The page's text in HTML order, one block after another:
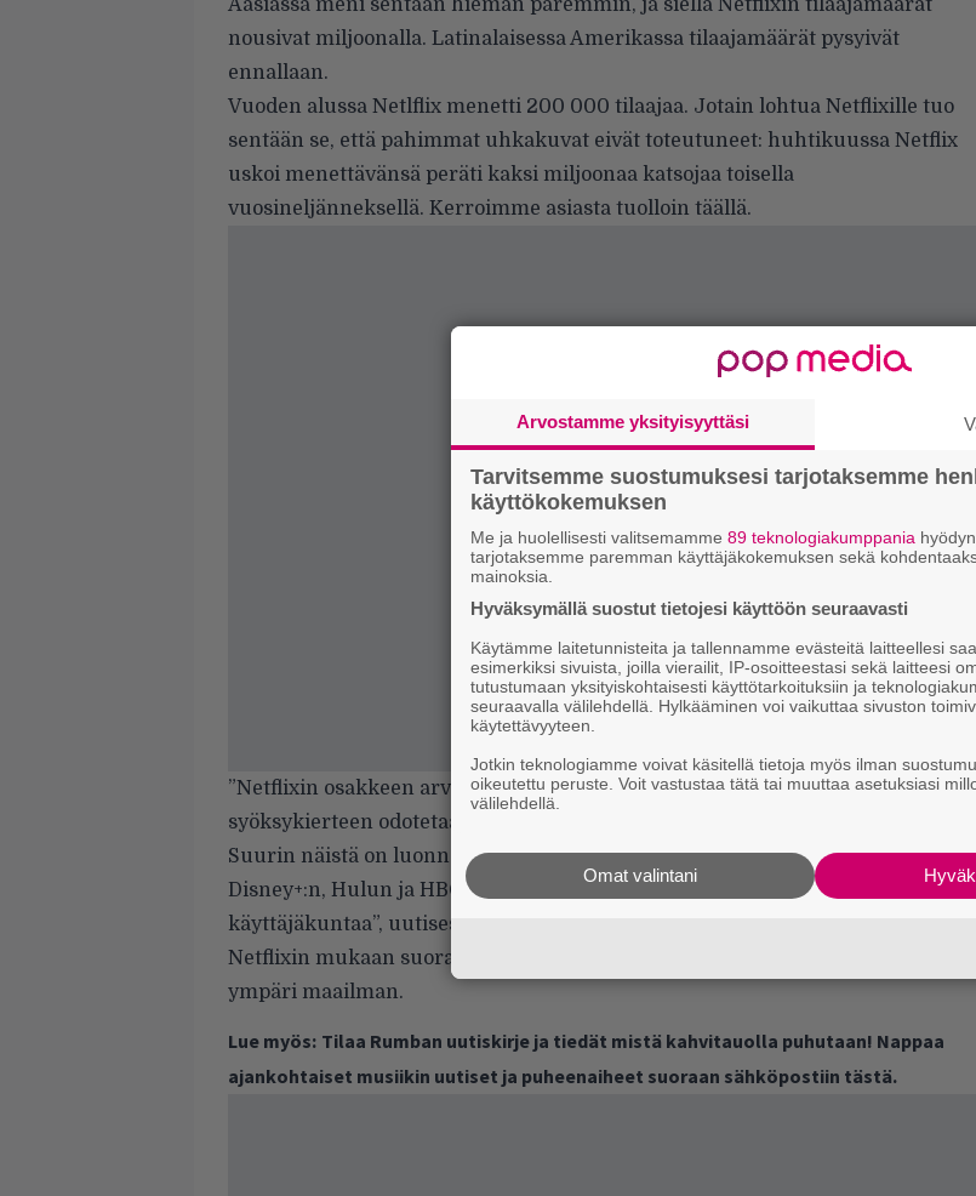
Aasiassa meni sentään hieman paremmin, ja siellä Netflixin tilaajamäärät
nousivat miljoonalla. Latinalaisessa Amerikassa tilaajamäärät pysyivät
ennallaan.
Vuoden alussa Netlflix menetti 200 000 tilaajaa. Jotain lohtua Netflixille tuo
sentään se, että pahimmat uhkakuvat eivät toteutuneet: huhtikuussa Netflix
uskoi menettävänsä peräti kaksi miljoonaa katsojaa toisella
vuosineljänneksellä. Kerroimme asiasta tuolloin täällä.
”Netflixin osakkeen arvo on tippunut pahasti tämän vuoden aikana, ja
syöksykierteen odotetaan jatkuvan. Netflixin mukaan tähän on monia syitä.
Suurin näistä on luonnollisesti markkinoiden kilpailutilanne ja se, että
Disney+:n, Hulun ja HBO:n kaltaiset palvelut syövät myös Netflixin
käyttäjäkuntaa”, uutisessa todettiin.
Netflixin mukaan suoratoistopalvelulla on tällä hetkellä 220 miljoonaa tilaajaa
ympäri maailman.
Lue myös: Tilaa Rumban uutiskirje ja tiedät mistä kahvitauolla puhutaan! Nappaa
ajankohtaiset musiikin uutiset ja puheenaiheet suoraan sähköpostiin tästä.
Arvostamme yksityisyyttäsi
Tarvitsemme suostumuksesi tarjotaksemme
käyttökokemuksen
Me ja huolellisesti valitsemamme 89 teknologiakumppania
tarjotaksemme paremman käyttäjäkokemuksen sekä
mainoksia.
Hyväksymällä suostut tietojesi käyttöön seuraavasti
Käytämme laitetunnisteita ja tallennamme evästeitä laitteellesi
esimerkiksi sivuista, joilla vierailit, IP-osoitteestasi sekä laitteesi
tutustumaan yksityiskohtaisesti käyttötarkoituksiin ja
seuraavalla välilehdellä. Hylkääminen voi vaikuttaa sivuston
käytettävyyteen.
Jotkin teknologiamme voivat käsitellä tietoja myös ilman
oikeutettu peruste. Voit vastustaa tätä tai muuttaa asetuksiasi
välilehdellä.
Omat valintani